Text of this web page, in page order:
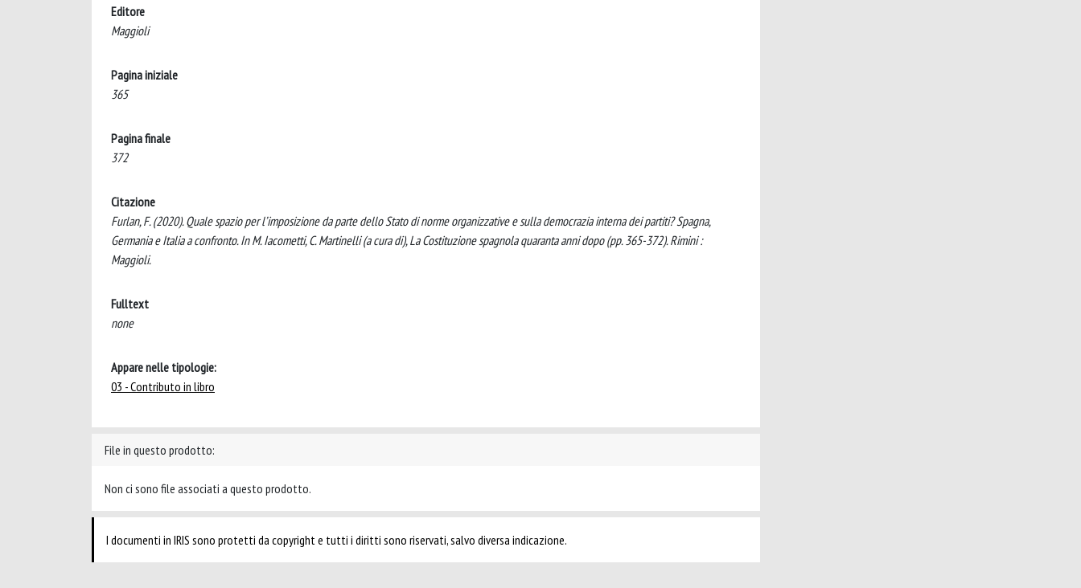
Editore
Maggioli
Pagina iniziale
365
Pagina finale
372
Citazione
Furlan, F. (2020). Quale spazio per l’imposizione da parte dello Stato di norme organizzative e sulla democrazia interna dei partiti? Spagna,
Germania e Italia a confronto. In M. Iacometti, C. Martinelli (a cura di), La Costituzione spagnola quaranta anni dopo (pp. 365-372). Rimini :
Maggioli.
Fulltext
none
Appare nelle tipologie:
03 - Contributo in libro
File in questo prodotto:
Non ci sono file associati a questo prodotto.
I documenti in IRIS sono protetti da copyright e tutti i diritti sono riservati, salvo diversa indicazione.